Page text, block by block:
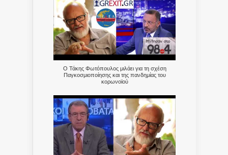
Ο Τάκης Φωτόπουλος μιλάει για τη σχέση
Παγκοσμιοποίησης και της πανδημίας του
κορωνοϊού